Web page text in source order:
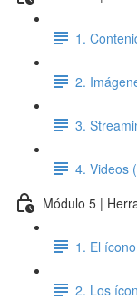
1.
2.
3.
4. Videos
Módulo 5 |
1. El
2. Los